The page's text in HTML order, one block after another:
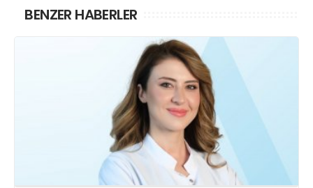
BENZER HABERLER